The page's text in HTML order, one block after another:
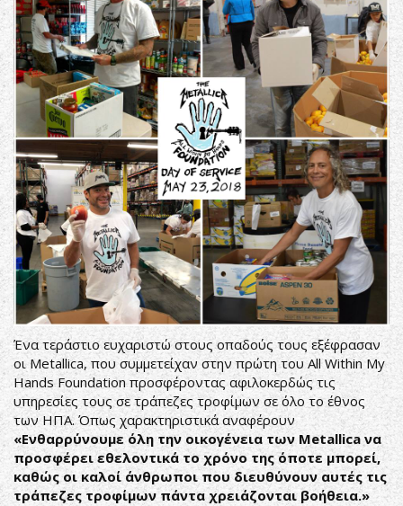
Ένα τεράστιο ευχαριστώ στους οπαδούς τους εξέφρασαν
οι Metallica, που συμμετείχαν στην πρώτη τουAll Within My
Hands Foundationπροσφέροντας αφιλοκερδώς τις
υπηρεσίες τους σε τράπεζες τροφίμων σε όλο το έθνος
των ΗΠΑ. Όπως χαρακτηριστικά αναφέρουν
«Ενθαρρύνουμε όλη την οικογένεια των Metallica να
προσφέρει εθελοντικά το χρόνο της όποτε μπορεί,
καθώς οι καλοί άνθρωποι που διευθύνουν αυτές τις
τράπεζες τροφίμων πάντα χρειάζονται βοήθεια.»